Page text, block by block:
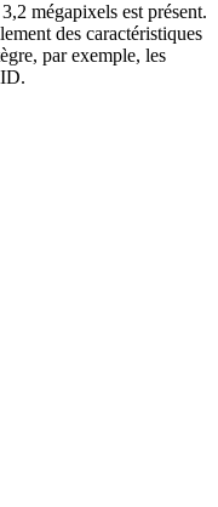
mégapixels est présent.
des caractéristiques
par exemple, les